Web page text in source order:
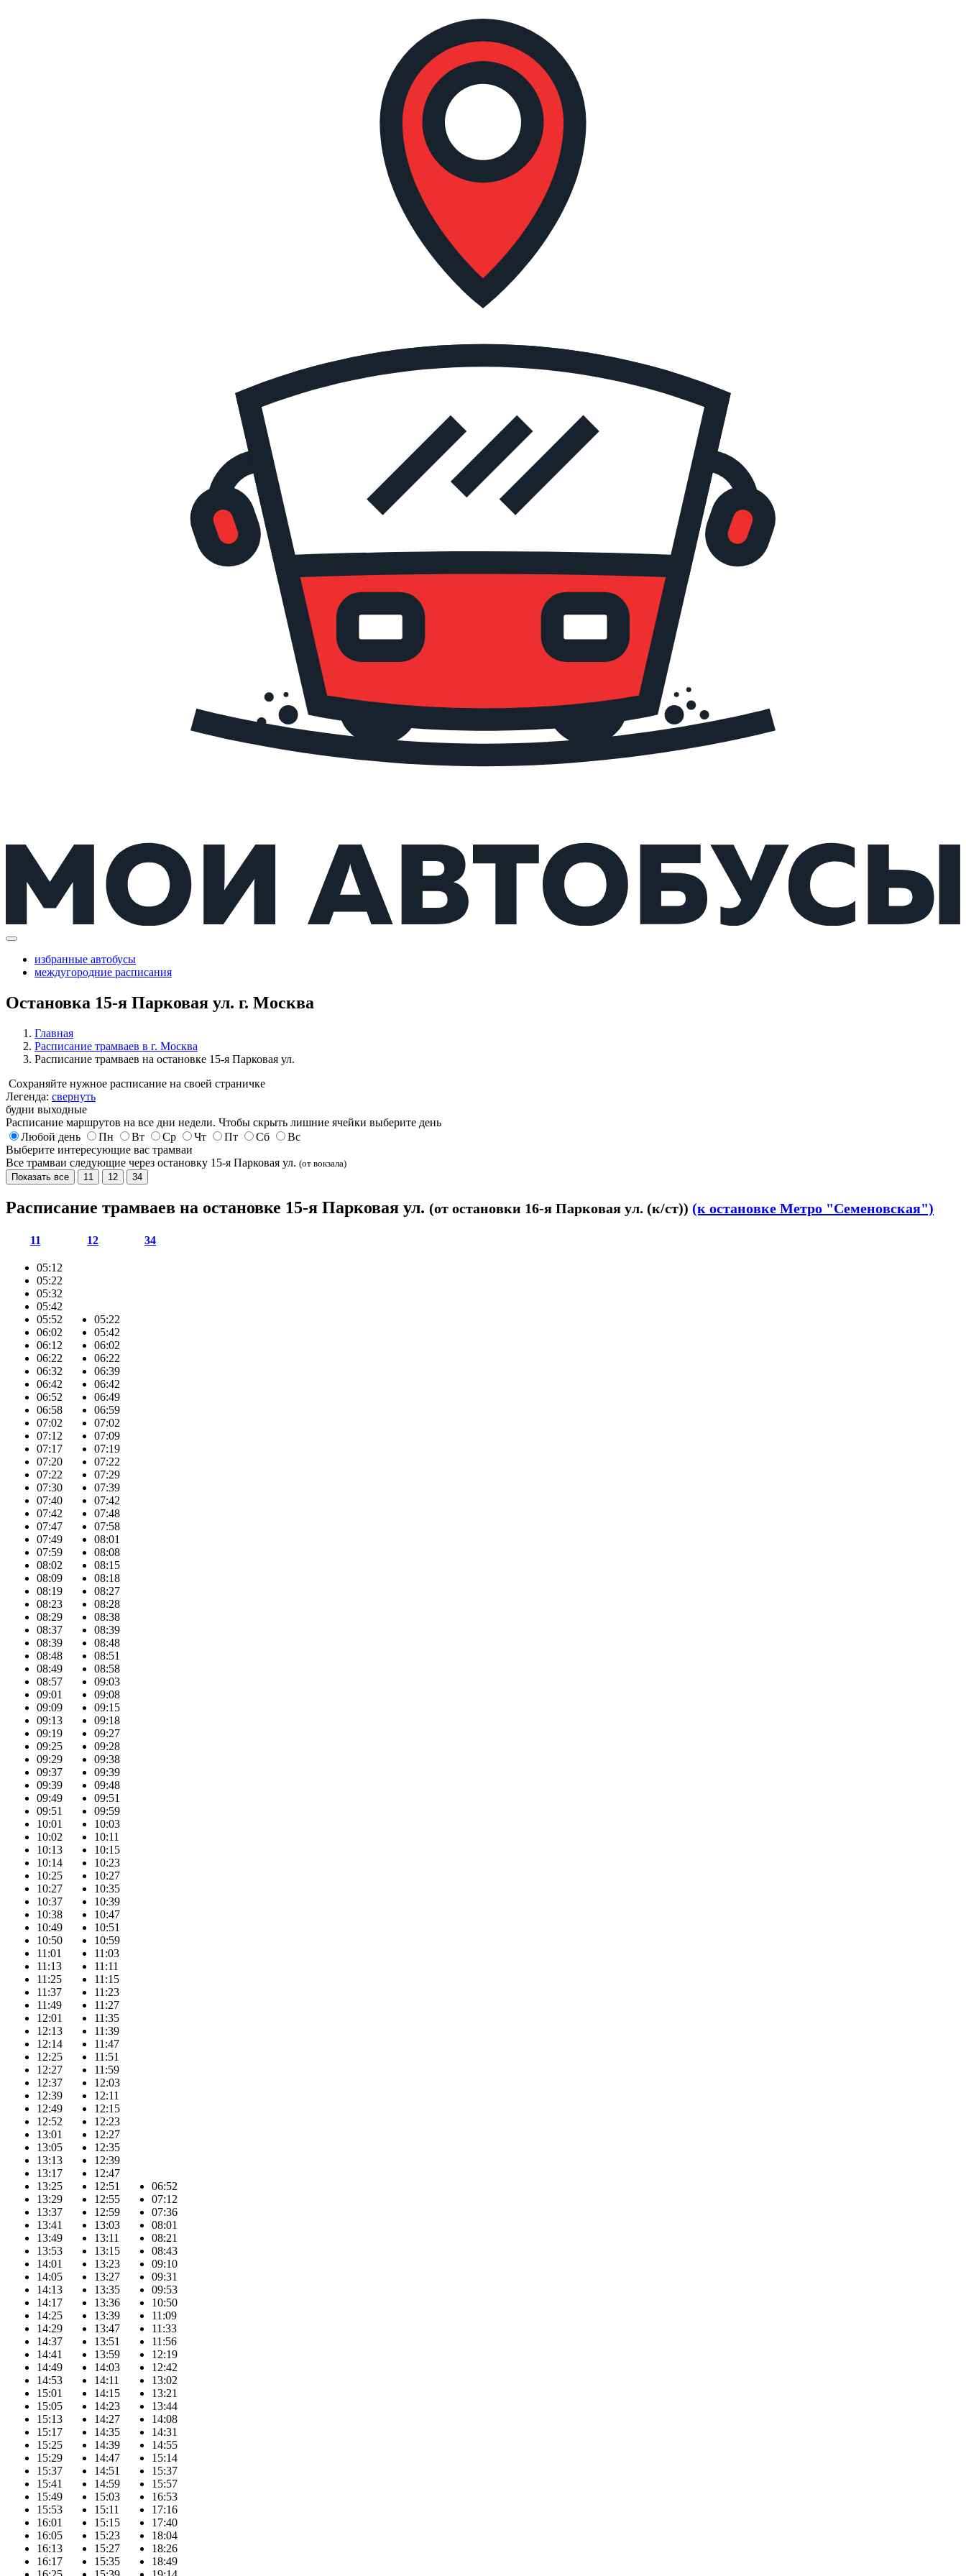
избранные автобусы
междугородние расписания
Остановка 15-я Парковая ул. г. Москва
Главная
Расписание трамваев в г. Москва
Расписание трамваев на остановке 15-я Парковая ул.
Сохраняйте нужное расписание на своей страничке
Легенда: свернуть
будни выходные
Расписание маршрутов на все дни недели. Чтобы скрыть лишние ячейки выберите день
Любой день
Пн Вт Ср Чт Пт Сб
Вс
Выберите интересующие вас трамваи
Все трамваи следующие через остановку 15-я Парковая ул. (от вокзала)
Показать все
11 12 34
Расписание трамваев на остановке 15-я Парковая ул. (от остановки 16-я Парковая ул. (к/ст)) (к остановке Метро "Семеновская")
11 12 34
05:12
05:22
05:32
05:42
05:52
06:02
06:12
06:22
06:32
06:42
06:52
06:58
07:02
07:12
07:17
07:20
07:22
07:30
07:40
07:42
07:47
07:49
07:59
08:02
08:09
08:19
08:23
08:29
08:37
08:39
08:48
08:49
08:57
09:01
09:09
09:13
09:19
09:25
09:29
09:37
09:39
09:49
09:51
10:01
10:02
10:13
10:14
10:25
10:27
10:37
10:38
10:49
10:50
11:01
11:13
11:25
11:37
11:49
12:01
12:13
12:14
12:25
12:27
12:37
12:39
12:49
12:52
13:01
13:05
13:13
13:17
13:25
13:29
13:37
13:41
13:49
13:53
14:01
14:05
14:13
14:17
14:25
14:29
14:37
14:41
14:49
14:53
15:01
15:05
15:13
15:17
15:25
15:29
15:37
15:41
15:49
15:53
16:01
16:05
16:13
16:17
05:22
05:42
06:02
06:22
06:39
06:42
06:49
06:59
07:02
07:09
07:19
07:22
07:29
07:39
07:42
07:48
07:58
08:01
08:08
08:15
08:18
08:27
08:28
08:38
08:39
08:48
08:51
08:58
09:03
09:08
09:15
09:18
09:27
09:28
09:38
09:39
09:48
09:51
09:59
10:03
10:11
10:15
10:23
10:27
10:35
10:39
10:47
10:51
10:59
11:03
11:11
11:15
11:23
11:27
11:35
11:39
11:47
11:51
11:59
12:03
12:11
12:15
12:23
12:27
12:35
12:39
12:47
12:51
12:55
12:59
13:03
13:11
13:15
13:23
13:27
13:35
13:36
13:39
13:47
13:51
13:59
14:03
14:11
14:15
14:23
14:27
14:35
14:39
14:47
14:51
14:59
15:03
15:11
15:15
15:23
15:27
15:35
06:52
07:12
07:36
08:01
08:21
08:43
09:10
09:31
09:53
10:50
11:09
11:33
11:56
12:19
12:42
13:02
13:21
13:44
14:08
14:31
14:55
15:14
15:37
15:57
16:53
17:16
17:40
18:04
18:26
18:49